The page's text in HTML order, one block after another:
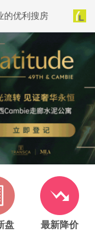
的优利搜房
盘 最新降价